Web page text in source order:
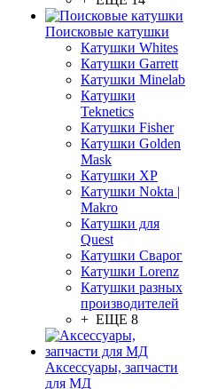
Поисковые катушки
Катушки Whites
Катушки Garrett
Катушки Minelab
Катушки
Teknetics
Катушки Fisher
Катушки Golden
Mask
Катушки XP
Катушки Nokta |
Makro
Катушки для
Quest
Катушки Сварог
Катушки Lorenz
Катушки разных
производителей
+ ЕЩЕ 8
Аксессуары, запчасти
для МД